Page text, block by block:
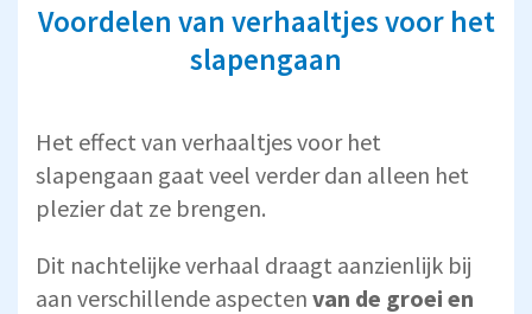
Voordelen van verhaaltjes voor het
slapengaan
Het effect van verhaaltjes voor het
slapengaan gaat veel verder dan alleen het
plezier dat ze brengen.
Dit nachtelijke verhaal draagt aanzienlijk bij
aan verschillende aspecten van de groei en